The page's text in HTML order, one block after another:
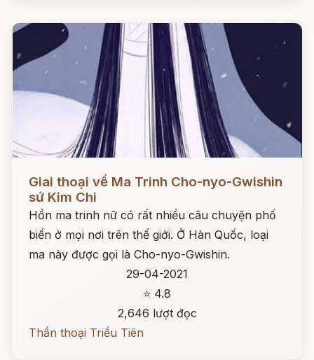
Giai thoại về Ma Trinh Cho-nyo-Gwishin
sứ Kim Chi
Hồn ma trinh nữ có rất nhiều câu chuyện phố
biến ở mọi nơi trên thế giới. Ở Hàn Quốc, loại
ma này được gọi là Cho-nyo-Gwishin.
29-04-2021
⭐ 4.8
2,646 lượt đọc
Thần thoại Triều Tiên